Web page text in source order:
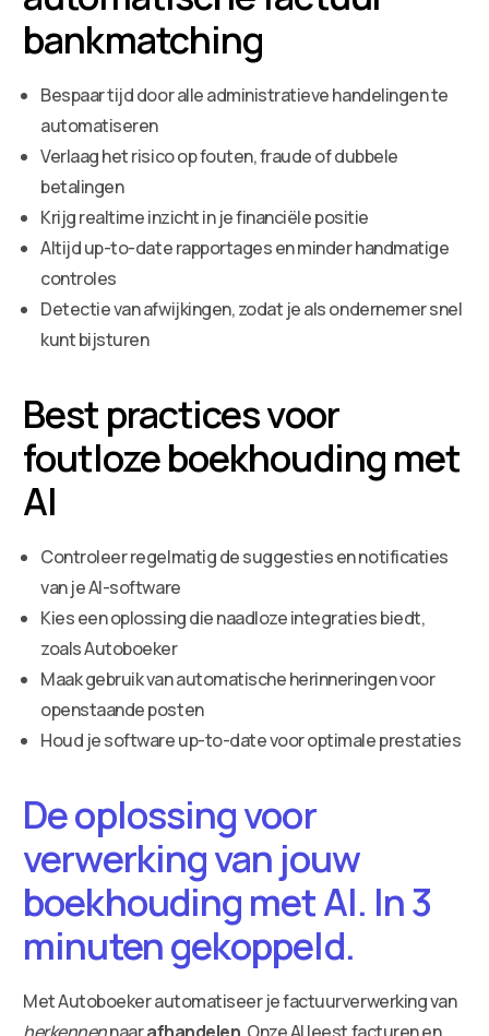
bankmatching
Bespaar tijd door alle administratieve handelingen te
automatiseren
Verlaag het risico op fouten, fraude of dubbele
betalingen
Krijg realtime inzicht in je financiële positie
Altijd up-to-date rapportages en minder handmatige
controles
Detectie van afwijkingen, zodat je als ondernemer snel
kunt bijsturen
Best practices voor
foutloze boekhouding met
AI
Controleer regelmatig de suggesties en notificaties
van je AI-software
Kies een oplossing die naadloze integraties biedt,
zoals Autoboeker
Maak gebruik van automatische herinneringen voor
openstaande posten
Houd je software up-to-date voor optimale prestaties
De oplossing voor
verwerking van jouw
boekhouding met AI. In 3
minuten gekoppeld.
Met Autoboeker automatiseer je factuurverwerking van
herkennennaarafhandelen. Onze AI leest facturen en